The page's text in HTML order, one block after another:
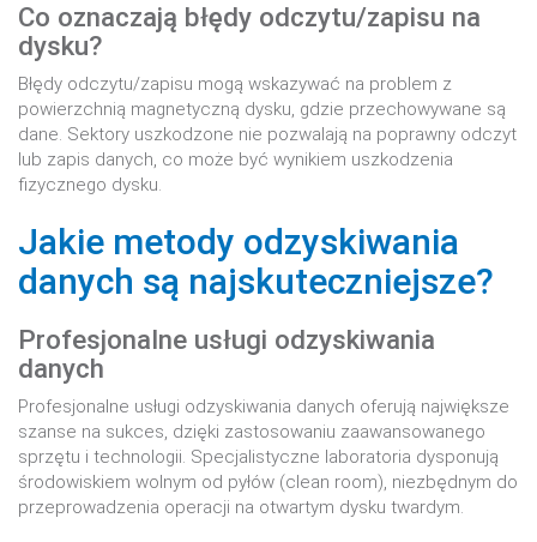
Co oznaczają błędy odczytu/zapisu na
dysku?
Błędy odczytu/zapisu mogą wskazywać na problem z
powierzchnią magnetyczną dysku, gdzie przechowywane są
dane. Sektory uszkodzone nie pozwalają na poprawny odczyt
lub zapis danych, co może być wynikiem uszkodzenia
fizycznego dysku.
Jakie metody odzyskiwania
danych są najskuteczniejsze?
Profesjonalne usługi odzyskiwania
danych
Profesjonalne usługi odzyskiwania danych oferują największe
szanse na sukces, dzięki zastosowaniu zaawansowanego
sprzętu i technologii. Specjalistyczne laboratoria dysponują
środowiskiem wolnym od pyłów (clean room), niezbędnym do
przeprowadzenia operacji na otwartym dysku twardym.